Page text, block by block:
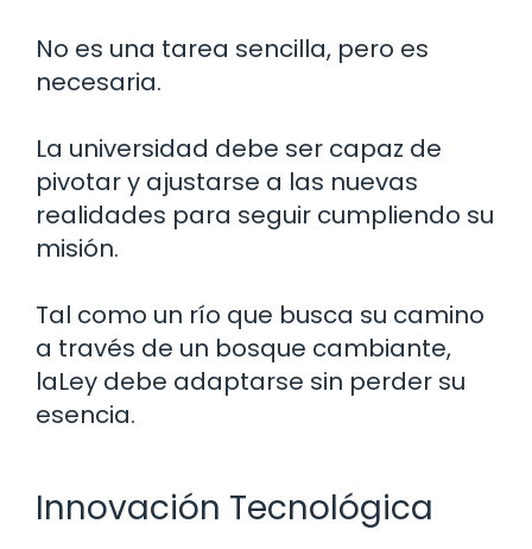
No es una tarea sencilla, pero es
necesaria.
La universidad debe ser capaz de
pivotar y ajustarse a las nuevas
realidades para seguir cumpliendo su
misión.
Tal como un río que busca su camino
a través de un bosque cambiante,
laLey debe adaptarse sin perder su
esencia.
Innovación Tecnológica